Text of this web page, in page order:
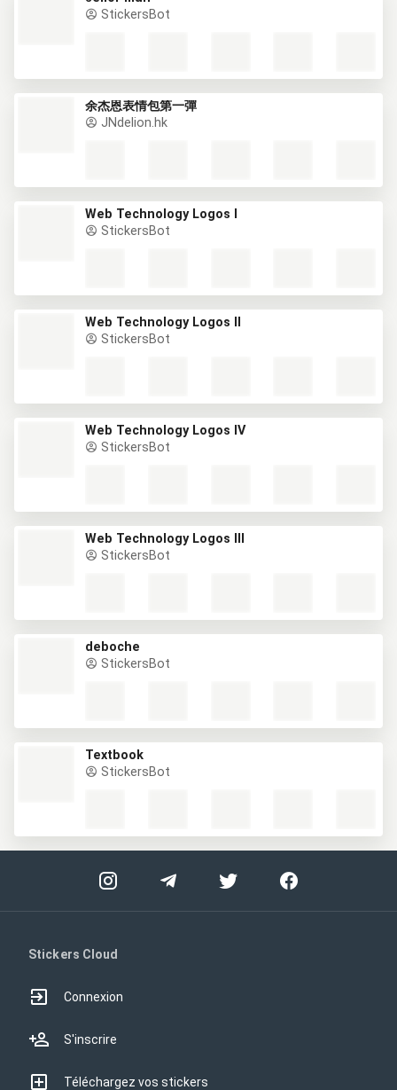
StickersBot
余杰恩表情包第一彈
JNdelion.hk
Web Technology Logos I
StickersBot
Web Technology Logos II
StickersBot
Web Technology Logos IV
StickersBot
Web Technology Logos III
StickersBot
deboche
StickersBot
Textbook
StickersBot
Stickers Cloud
Connexion
S'inscrire
Téléchargez vos stickers